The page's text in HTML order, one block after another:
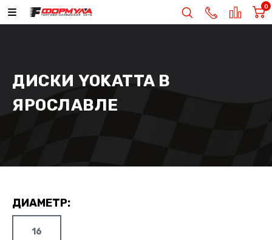
0
ДИСКИ YOKATTA В
ЯРОСЛАВЛЕ
ДИАМЕТР:
16